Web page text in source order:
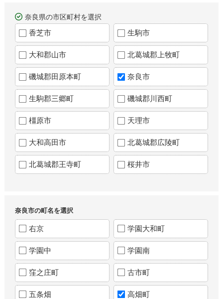
奈良県の市区町村を選択
香芝市 生駒市
大和郡山市 北葛城郡上牧町
磯城郡田原本町 奈良市
生駒郡三郷町 磯城郡川西町
橿原市 天理市
大和高田市 北葛城郡広陵町
北葛城郡王寺町 桜井市
奈良市の町名を選択
右京 学園大和町
学園中 学園南
窪之庄町 古市町
五条畑 高畑町